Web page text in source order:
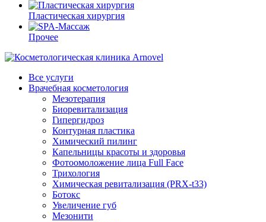
Пластическая хирургия
Прочее
Все услуги
Врачебная косметология
Мезотерапия
Биоревитализация
Гипергидроз
Контурная пластика
Химический пилинг
Капельницы красоты и здоровья
Фотоомоложение лица Full Face
Трихология
Химическая ревитализация (PRX-t33)
Ботокс
Увеличение губ
Мезонити